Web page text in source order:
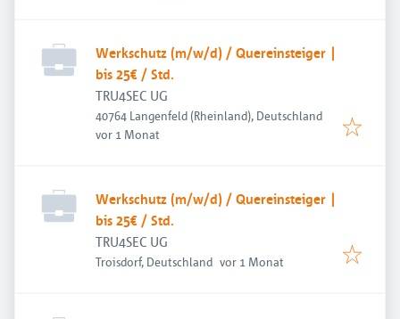
Werkschutz (m/w/d) / Quereinsteiger |
bis 25€ / Std.
TRU4SEC UG
40764 Langenfeld (Rheinland), Deutschland
Veröffentlicht
vor 1 Monat
Werkschutz (m/w/d) / Quereinsteiger |
bis 25€ / Std.
TRU4SEC UG
Troisdorf, Deutschland Veröffentlicht
vor 1 Monat